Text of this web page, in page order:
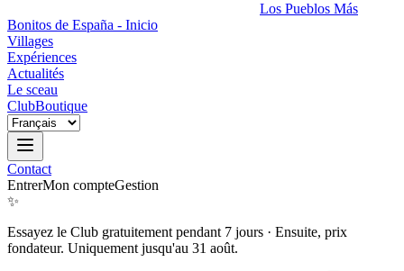
Los Pueblos Más
Bonitos de España - Inicio
Villages
Expériences
Actualités
Le sceau
ClubBoutique
Contact
EntrerMon compteGestion
✨
Essayez le Club gratuitement pendant 7 jours · Ensuite, prix
fondateur. Uniquement jusqu'au 31 août.